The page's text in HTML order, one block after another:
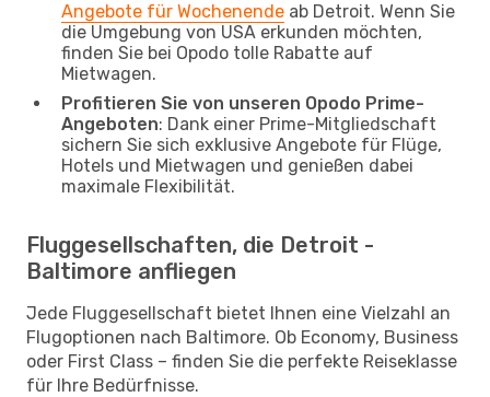
Angebote für Wochenende ab Detroit. Wenn Sie
die Umgebung von USA erkunden möchten,
finden Sie bei Opodo tolle Rabatte auf
Mietwagen.
Profitieren Sie von unseren Opodo Prime-
Angeboten: Dank einer Prime-Mitgliedschaft
sichern Sie sich exklusive Angebote für Flüge,
Hotels und Mietwagen und genießen dabei
maximale Flexibilität.
Fluggesellschaften, die Detroit -
Baltimore anfliegen
Jede Fluggesellschaft bietet Ihnen eine Vielzahl an
Flugoptionen nach Baltimore. Ob Economy, Business
oder First Class – finden Sie die perfekte Reiseklasse
für Ihre Bedürfnisse.